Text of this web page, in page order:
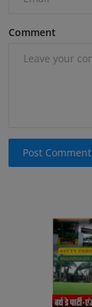
Comment
Post Comment